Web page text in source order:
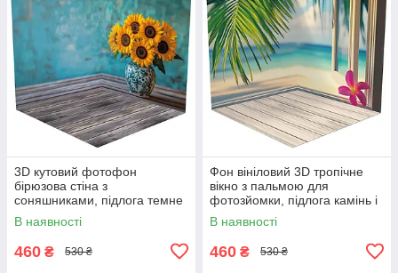
3D кутовий фотофон
бірюзова стіна з
соняшниками, підлога темне
дерево і блакитні дошки,
50×50 см, №58628
В наявності
460 ₴ 530 ₴
Фон вініловий 3D тропічне
вікно з пальмою для
фотозйомки, підлога камінь і
біла дошка, 50×50 см,
№58629
В наявності
460 ₴ 530 ₴